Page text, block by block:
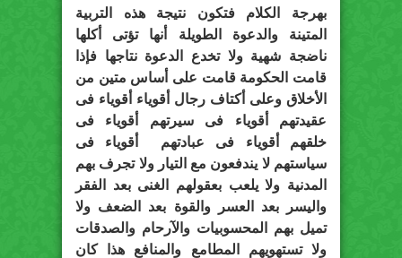
بهرجة الكلام فتكون نتيجة هذه التربية
المتينة والدعوة الطويلة أنها تؤتى أكلها
ناضجة شهية ولا تخدع الدعوة نتاجها فإذا
قامت الحكومة قامت على أساس متين من
الأخلاق وعلى أكتاف رجال أقوياء أقوياء فى
عقيدتهم أقوياء فى سيرتهم أقوياء فى
خلقهم أقوياء فى عبادتهم أقوياء فى
سياستهم لا يندفعون مع التيار ولا تجرف بهم
المدنية ولا يلعب بعقولهم الغنى بعد الفقر
واليسر بعد العسر والقوة بعد الضعف ولا
تميل بهم المحسوبيات والآرحام والصدقات
ولا تستهويهم المطامع والمنافع هذا كان